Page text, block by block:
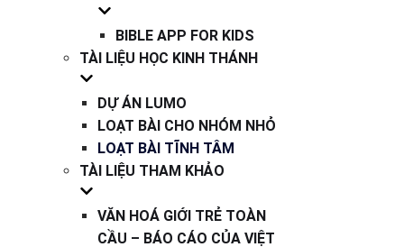
BIBLE APP FOR KIDS
TÀI LIỆU HỌC KINH THÁNH
DỰ ÁN LUMO
LOẠT BÀI CHO NHÓM NHỎ
LOẠT BÀI TĨNH TÂM
TÀI LIỆU THAM KHẢO
VĂN HOÁ GIỚI TRẺ TOÀN
CẦU – BÁO CÁO CỦA VIỆT